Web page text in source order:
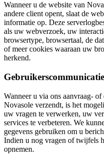
Wanneer u de website van
andere client opent, slaat de
informatie op. Deze
als uw webverzoek, uw
browsertype, browsertaal, de
of meer cookies waaraan uw
herkend.
Gebruikerscommunicatie
Wanneer u via ons aanvraag-
Novasole verzendt, is het
uw vragen te verwerken, uw
services te verbeteren. We
gegevens gebruiken om u
Indien u nog vragen of twijfels
opnemen.